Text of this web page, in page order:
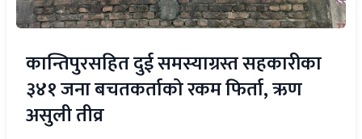
कान्तिपुरसहित दुई समस्याग्रस्त सहकारीका
३४१ जना बचतकर्ताको रकम फिर्ता, ऋण
असुली तीव्र